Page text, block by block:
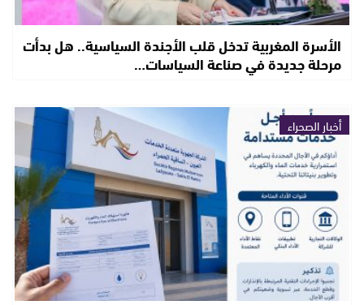
الأسرة المغربية تدخل قلب الأجندة السياسية.. هل بدأت
مرحلة جديدة في صناعة السياسات…
أخبار الصحراء